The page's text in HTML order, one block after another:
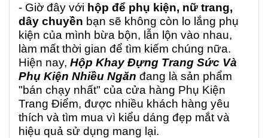
- Giờ đây với hộp để phụ kiện, nữ trang,
dây chuyền bạn sẽ không còn lo lắng phụ
kiện của mình bừa bộn, lẫn lộn vào nhau,
làm mất thời gian để tìm kiếm chúng nữa.
Hiện nay, Hộp Khay Đựng Trang Sức Và
Phụ Kiện Nhiều Ngăn đang là sản phẩm
"bán chạy nhất" của cửa hàng Phụ Kiện
Trang Điểm, được nhiều khách hàng yêu
thích và tìm mua vì kiểu dáng đẹp mắt và
hiệu quả sử dụng mang lại.